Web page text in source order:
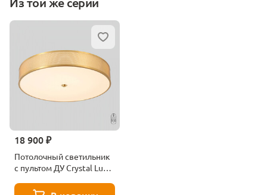
18 900 ₽
Потолочный светильник
с пультом ДУ Crystal Lux